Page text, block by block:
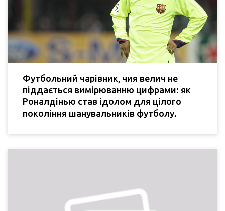
Футбольний чарівник, чия велич не
піддається вимірюванню цифрами: як
Роналдінью став ідолом для цілого
покоління шанувальників футболу.